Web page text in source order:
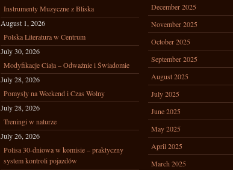
Instrumenty Muzyczne z Bliska
August 1, 2026
Polska Literatura w Centrum
July 30, 2026
Modyfikacje Ciała – Odważnie i Świadomie
July 28, 2026
Pomysły na Weekend i Czas Wolny
July 28, 2026
Treningi w naturze
July 26, 2026
Polisa 30-dniowa w komisie – praktyczny
system kontroli pojazdów
December 2025
November 2025
October 2025
September 2025
August 2025
July 2025
June 2025
May 2025
April 2025
March 2025